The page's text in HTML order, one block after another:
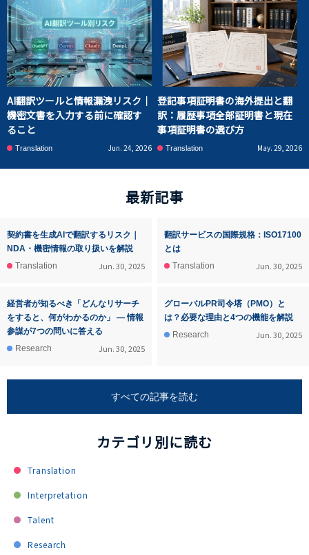
AI翻訳ツールと情報漏洩リスク｜
機密文書を入力する前に確認す
ること
Translation Jun. 24, 2026
登記事項証明書の海外提出と翻
訳：履歴事項全部証明書と現在
事項証明書の選び方
Translation May. 29, 2026
最新記事
契約書を生成AIで翻訳するリスク｜
NDA・機密情報の取り扱いを解説
Translation
Jun. 30, 2025
翻訳サービスの国際規格：ISO17100
とは
Translation
Jun. 30, 2025
経営者が知るべき「どんなリサーチ
をすると、何がわかるのか」 ― 情報
参謀が7つの問いに答える
Research
Jun. 30, 2025
グローバルPR司令塔（PMO）と
は？必要な理由と4つの機能を解説
Research
Jun. 30, 2025
すべての記事を読む
カテゴリ別に読む
Translation
Interpretation
Talent
Research